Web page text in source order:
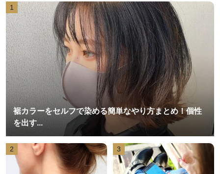
1
裾カラーをセルフで染める簡単なやり方まとめ！個性
を出す...
2 3